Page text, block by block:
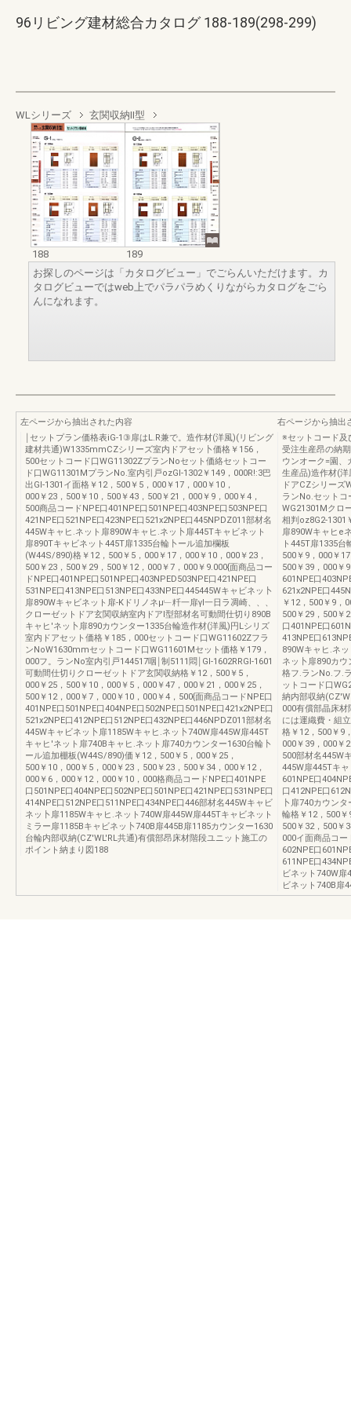
96リビング建材総合カタログ 188-189(298-299)
WLシリーズ 玄関収納Ⅱ型
188
189
お探しのページは「カタログビュー」でごらんいただけます。カ
タログビューではweb上でパラパラめくりながらカタログをごら
んになれます。
左ページから抽出された内容
￨セットプラン価格表iG-1③扉はL.R兼で。造作材(洋風)(リビング
建材共通)W1335mmCZシリーズ室内ドアセッ卜価格￥156，
500セットコード口WG11302ZプランNoセット価絡セットコー
ド口WG11301MプランNo.室内引戸ozGI-1302￥149，000R!:3巴
出GI-1301イ面格￥12，500￥5，000￥17，000￥10，
000￥23，500￥10，500￥43，500￥21，000￥9，000￥4，
500商品コードNPE口401NPE口501NPE口403NPE口503NPE口
421NPE口521NPE口423NPE口521x2NPE口445NPDZ011部材名
445Wキャヒ.ネット扉890Wキャヒ.ネッ卜扉445Tキャビネット
扉890Tキャビネット445T扉1335台輪卜ール追加欄板
(W44S/890)格￥12，500￥5，000￥17，000￥10，000￥23，
500￥23，500￥29，500￥12，000￥7，000￥9.000{面商品コー
ドNPE口401NPE口501NPE口403NPED503NPE口421NPE口
531NPE口413NPE口513NPE口433NPE口445445Wキャビネッ卜
扉890Wキャビネット扉-Kドリノネμ﹂粁一扉γl一日ラ凋崎、、、
クローゼットドア玄関収納室内ドアI型部材名可動間仕切り890B
キャヒ'ネッ卜扉890カウンター1335台輪造作材(洋風)円Lシリズ
室内ドアセット価格￥185，000セットコード口WG11602Zフラ
ンNoW1630mmセットコード口WG11601Mセット価格￥179，
000フ。ランNo室内引戸144517咽￨制5111悶￨GI-1602RRGI-1601
可動間仕切りクローゼットドア玄関収納格￥12，500￥5，
000￥25，500￥10，000￥5，000￥47，000￥21，000￥25，
500￥12，000￥7，000￥10，000￥4，500{面商品コードNPE口
401NPE口501NPE口404NPE口502NPE口501NPE口421x2NPE口
521x2NPE口412NPE口512NPE口432NPE口446NPDZ011部材名
445Wキャビネッ卜扉1185Wキャヒ.ネッ卜740W扉445W扉445T
キャヒ'ネット扉740Bキャヒ.ネット扉740カウンター1630台輪卜
ール追加棚板(W44S/890)価￥12，500￥5，000￥25，
500￥10，000￥5，000￥23，500￥23，500￥34，000￥12，
000￥6，000￥12，000￥10，000格商品コードNPE口401NPE
口501NPE口404NPE口502NPE口501NPE口421NPE口531NPE口
414NPE口512NPE口511NPE口434NPE口446部材名445Wキャビ
ネッ卜扉1185Wキャヒ.ネット740W扉445W扉445Tキャビネット
ミラー扉1185Bキャビネッ卜740B扉445B扉1185カウンター1630
台輪内部収納(CZ'WL'RL共通)有償部昂床材階段ユニット施工の
ポイント納まり図188
右ページから抽出
※セットコード及
受注生産昂の納
ウンオーク=園、
生産品)造作材(
ドアCZシリー
ランNo.セットコ
WG21301Mクロ
相判oz8G2-1301
扉890Wキャヒe
ト445T扉1335
500￥9，000￥
500￥39，000￥
601NPE口
621x2NPE口
￥12，500￥9，
500￥29，500￥
口401NPE口
413NPE口
890Wキャヒ.ネ
ネッ卜扉890カ
格フ.ランNo.フ.
ットコード口
納内部収納
000有償部晶床
には運織費・組
格￥12，500￥9
000￥39，000￥
500部材名445W
445W扉445Tキ
601NPE口
口412NPE口
卜扉740カウン
輪格￥12，500
500￥32，500￥
000イ面商品コー
602NPE口
611NPE口
ビネット740W
ビネット740B扉